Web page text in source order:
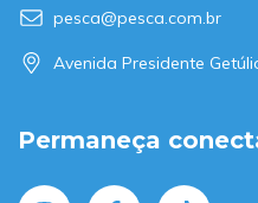
pesca@pesca.com.br
Avenida Presidente
Permaneça